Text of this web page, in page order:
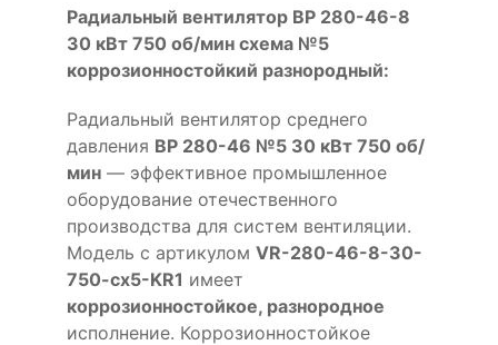
Радиальный вентилятор ВР 280-46-8
30 кВт 750 об/мин схема №5
коррозионностойкий разнородный:
Радиальный вентилятор среднего
давления ВР 280-46 №5 30 кВт 750 об/
мин — эффективное промышленное
оборудование отечественного
производства для систем вентиляции.
Модель с артикулом VR-280-46-8-30-
750-cx5-KR1 имеет
коррозионностойкое, разнородное
исполнение. Коррозионностойкое